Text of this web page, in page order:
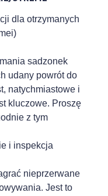
dla otrzymanych
sadzonek
udany powrót do
natychmiastowe i
kluczowe. Proszę
z tym
i inspekcja
nieprzerwane
Jest to